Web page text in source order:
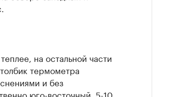
на остальной части
термометра
и без
юго-восточный, 5-10